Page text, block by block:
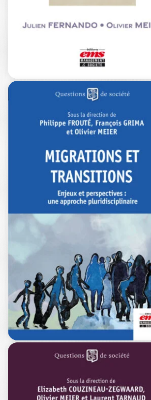
n’importe quelle entreprise, même
INTÉGRATION
« POST-FUSION » :
UNE FAUSSE
JULIEN FERNANDO|OLIVIER
EXCLUSIVEMENT AU FORMAT
NUMÉRIQUE Dans le monde des
affaires, la métaphore du…